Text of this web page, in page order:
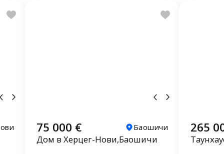
75 000 € Баошичи
Дом в Херцег-Нови,Баошичи
265